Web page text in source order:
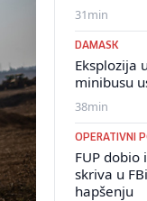
31min
DAMASK
Eksplozija
minibusu
38min
OPERATIVNI
FUP
skriva u
hapšenju